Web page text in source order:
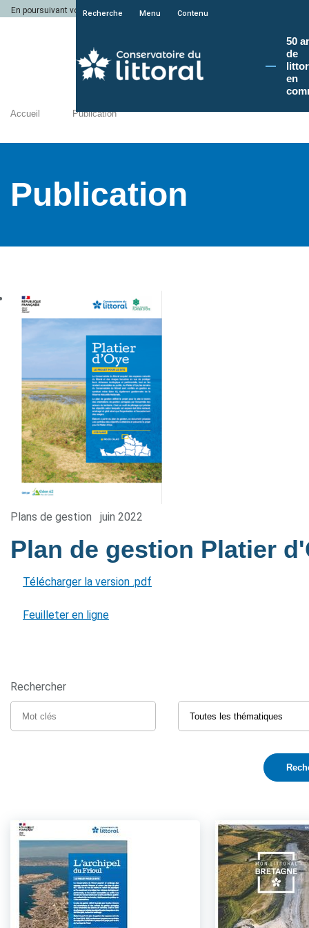
En poursuivant votre navigation sur le site du Conservatoire du littoral, vous
Recherche Menu Contenu
50
de
en
Accueil Publication
Publication
Plans de gestion juin 2022
Plan de gestion Platier
Télécharger la version .pdf
Feuilleter en ligne
Rechercher